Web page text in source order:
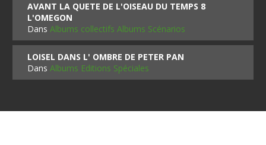
AVANT LA QUETE DE L'OISEAU DU TEMPS 8
L'OMEGON
DansAlbums collectifs Albums Scénarios
LOISEL DANS L' OMBRE DE PETER PAN
DansAlbums Editions Spéciales